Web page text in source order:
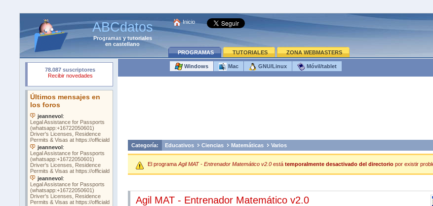
ABCdatos
Programasytutoriales
en castellano
Inicio
PROGRAMAS TUTORIALES ZONA WEBMASTERS
Windows Mac GNU/Linux Móvil/tablet
Categoría: Educativos Ciencias Matemáticas Varios
El programa Agil MAT - Entrenador Matemático v2.0está temporalmente desactivado del directoriopor existir
Agil MAT - Entrenador Matemático v2.0